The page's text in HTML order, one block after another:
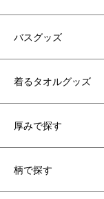
バスグッズ
着るタオルグッズ
厚みで探す
柄で探す